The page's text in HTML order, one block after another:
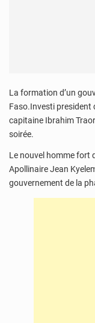
La formation d’un
Faso.Investi president
capitaine Ibrahim
soirée.
Le nouvel homme fort
Apollinaire Jean
gouvernement de la